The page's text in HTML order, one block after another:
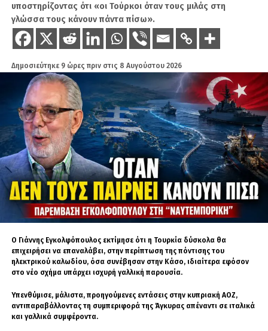
Το συμπέρασμα είναι καθαρό: η Εθνική
Φρουρά χρειάζεται ανανέωση στον στόλο των
τεθωρακισμένων, αλλά δεν μπορεί να κινηθεί
με λύσεις ανάγκης που δεν καλύπτουν τις
πραγματικές επιχειρησιακές απαιτήσεις. Τα
Leopard 1A5, όπως προκύπτει από την
κυπριακή αξιολόγηση, δεν αποτελούν τη λύση.
Το βλέμμα της Λευκωσίας παραμένει
στραμμένο στο Ισραήλ και στα Merkava, αλλά
οι πολεμικές εξελίξεις στη Μέση Ανατολή
καθυστερούν τις αποφάσεις.
ΣΧΕΤΙΚΆ ΘΈΜΑΤΑ
LEOPARD
MERKAVA
ΕΛΛΆΔΑ
ΙΣΡΑΉΛ
ΚΎΠΡΟΣ
ΧΑΚ
υποστηρίζοντας ότι «οι Τούρκοι όταν τους μιλάς στη
γλώσσα τους κάνουν πάντα πίσω».
Δημοσιεύτηκε 9 ώρες πριν στις 8 Αυγούστου 2026
Ο Γιάννης Εγκολφόπουλος εκτίμησε ότι η Τουρκία δύσκολα θα
επιχειρήσει να επαναλάβει, στην περίπτωση της πόντισης του
ηλεκτρικού καλωδίου, όσα συνέβησαν στην Κάσο, ιδιαίτερα εφόσον
στο νέο σχήμα υπάρχει ισχυρή γαλλική παρουσία.
Υπενθύμισε, μάλιστα, προηγούμενες εντάσεις στην κυπριακή ΑΟΖ,
αντιπαραβάλλοντας τη συμπεριφορά της Άγκυρας απέναντι σε ιταλικά
και γαλλικά συμφέροντα.